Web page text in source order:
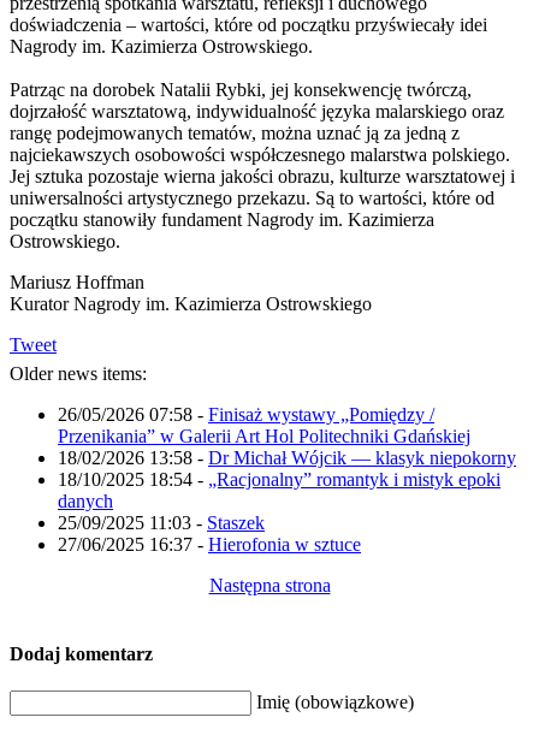
doświadczenia – wartości, które od początku przyświecały idei
Nagrody im. Kazimierza Ostrowskiego.
Patrząc na dorobek Natalii Rybki, jej konsekwencję twórczą,
dojrzałość warsztatową, indywidualność języka malarskiego oraz
rangę podejmowanych tematów, można uznać ją za jedną z
najciekawszych osobowości współczesnego malarstwa polskiego.
Jej sztuka pozostaje wierna jakości obrazu, kulturze warsztatowej i
uniwersalności artystycznego przekazu. Są to wartości, które od
początku stanowiły fundament Nagrody im. Kazimierza
Ostrowskiego.
Mariusz Hoffman
Kurator Nagrody im. Kazimierza Ostrowskiego
Tweet
Older news items:
26/05/2026 07:58 - Finisaż wystawy „Pomiędzy /
Przenikania” w Galerii Art Hol Politechniki Gdańskiej
18/02/2026 13:58 - Dr Michał Wójcik — klasyk niepokorny
18/10/2025 18:54 - „Racjonalny” romantyk i mistyk epoki
danych
25/09/2025 11:03 - Staszek
27/06/2025 16:37 - Hierofonia w sztuce
Następna strona
Dodaj komentarz
Imię (obowiązkowe)